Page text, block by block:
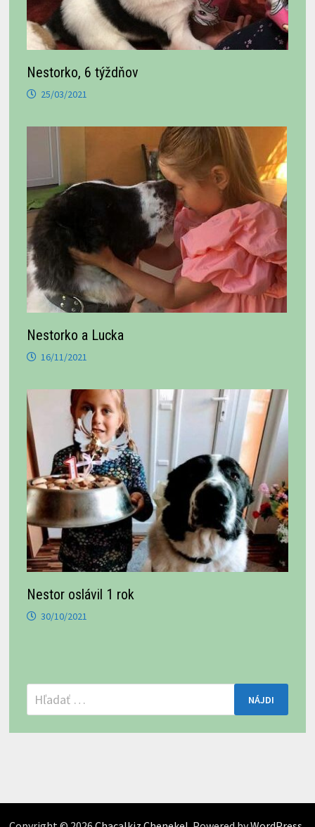
Nestorko, 6 týždňov
25/03/2021
Nestorko a Lucka
16/11/2021
Nestor oslávil 1 rok
30/10/2021
Hľadať: